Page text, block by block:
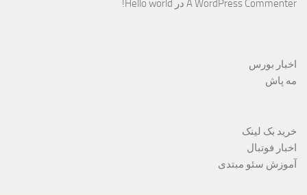
A WordPress Commenter در Hello world!
اخبار بورس
مه پاش
خرید بک لینک
اخبار فوتبال
آموزش سئو مبتدی